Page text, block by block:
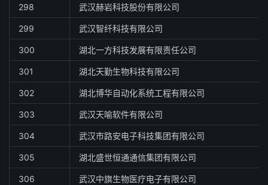
298 武汉赫岩科技股份有限公司
299 武汉智纤科技有限公司
300 湖北一方科技发展有限责任公司
301 湖北天勤生物科技有限公司
302 湖北博华自动化系统工程有限公司
303 武汉天喻软件有限公司
304 武汉市路安电子科技集团有限公司
305 湖北盛世恒通通信集团有限公司
306 武汉中旗生物医疗电子有限公司